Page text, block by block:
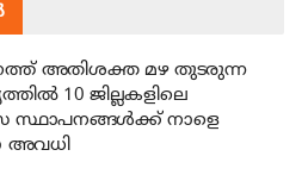
അതിശക്ത മഴ തുടരുന്ന
10 ജില്ലകളിലെ
സ്ഥാപനങ്ങൾക്ക് നാളെ
അവധി